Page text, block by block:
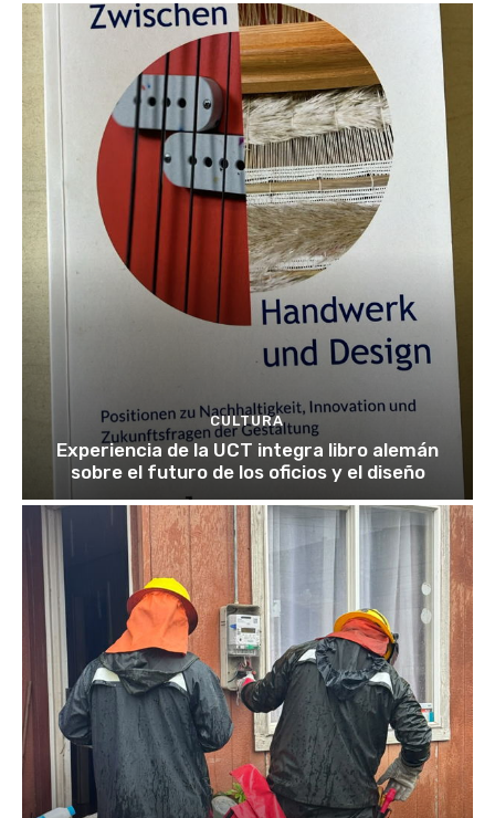
CULTURA
Experiencia de la UCT integra libro alemán
sobre el futuro de los oficios y el diseño